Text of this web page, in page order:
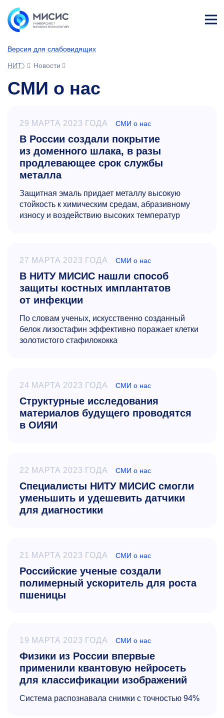
Версия для слабовидящих
НИТУ МИСИС
Новости
СМИ о нас
29 МАРТА 2023 ГОДА СМИ о нас
В России создали покрытие
из доменного шлака, в разы
продлевающее срок службы
металла
Защитная эмаль придает металлу высокую
стойкость к химическим средам, абразивному
износу и воздействию высоких температур
27 МАРТА 2023 ГОДА СМИ о нас
В НИТУ МИСИС нашли способ
защиты костных имплантатов
от инфекции
По словам ученых, искусственно созданный
белок лизостафин эффективно поражает клетки
золотистого стафилококка
24 МАРТА 2023 ГОДА СМИ о нас
Структурные исследования
материалов будущего проводятся
в ОИЯИ
22 МАРТА 2023 ГОДА СМИ о нас
Специалисты НИТУ МИСИС смогли
уменьшить и удешевить датчики
для диагностики
21 МАРТА 2023 ГОДА СМИ о нас
Российские ученые создали
полимерный ускоритель для роста
пшеницы
19 МАРТА 2023 ГОДА СМИ о нас
Физики из России впервые
применили квантовую нейросеть
для классификации изображений
Система распознавала снимки с точностью 94%